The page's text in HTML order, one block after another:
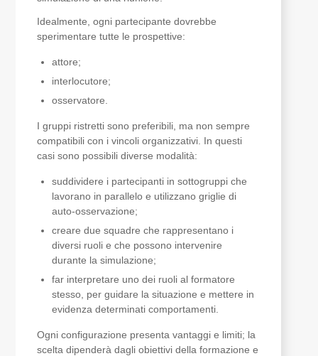
Idealmente, ogni partecipante dovrebbe
sperimentare tutte le prospettive:
attore;
interlocutore;
osservatore.
I gruppi ristretti sono preferibili, ma non sempre
compatibili con i vincoli organizzativi. In questi
casi sono possibili diverse modalità:
suddividere i partecipanti in sottogruppi che
lavorano in parallelo e utilizzano griglie di
auto-osservazione;
creare due squadre che rappresentano i
diversi ruoli e che possono intervenire
durante la simulazione;
far interpretare uno dei ruoli al formatore
stesso, per guidare la situazione e mettere in
evidenza determinati comportamenti.
Ogni configurazione presenta vantaggi e limiti; la
scelta dipenderà dagli obiettivi della formazione e